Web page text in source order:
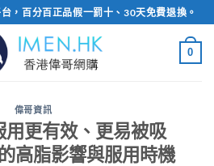
，百分百正品假一罰十、30天免費退換。
0
偉哥資訊
用更有效、更易被吸
高脂影響與服用時機